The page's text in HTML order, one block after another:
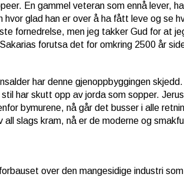
En gammel veteran som ennå lever,
hvor glad han er over å ha fått leve og se
fornedrelse, men jeg takker Gud for at
forutsa det for omkring 2500 år
har denne gjenoppbyggingen
stil har skutt opp av jorda som sopper.
bymurene, nå går det busser i alle
all slags kram, nå er de moderne og
over den mangesidige industri